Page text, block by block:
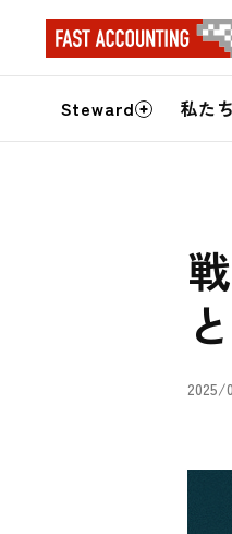
サ
イ
Steward 私た
2025/